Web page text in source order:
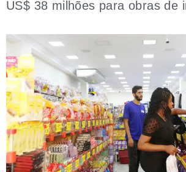
US$ 38 milhões para obras de